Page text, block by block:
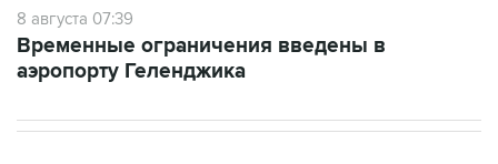
8 августа 07:39
Временные ограничения введены в
аэропорту Геленджика